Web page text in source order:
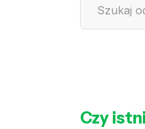
Czy